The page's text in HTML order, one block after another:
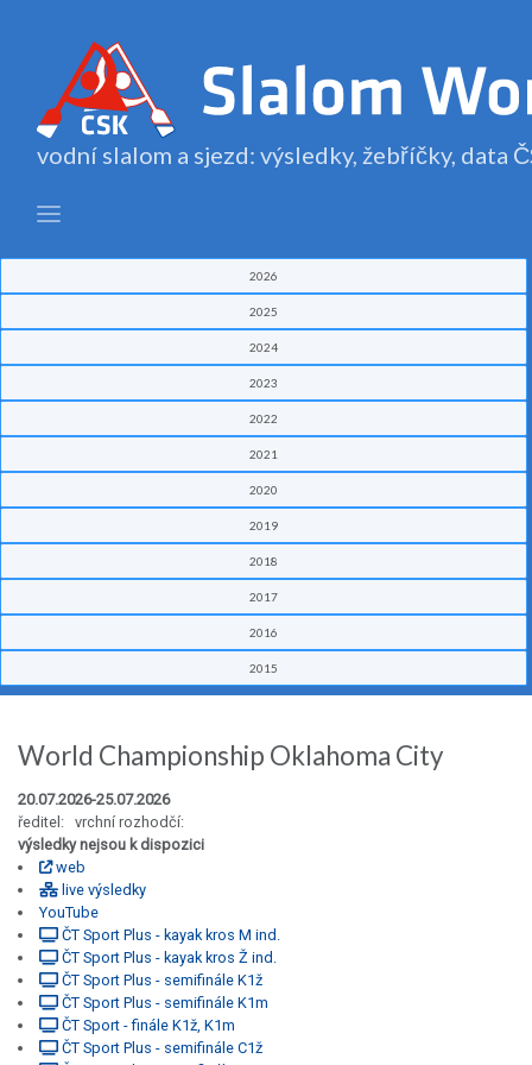
vodní slalom a sjezd: výsledky, žebříčky, data
2026
2025
2024
2023
2022
2021
2020
2019
2018
2017
2016
2015
World Championship Oklahoma City
20.07.2026-25.07.2026
ředitel: vrchní rozhodčí:
výsledky nejsou k dispozici
web
live výsledky
YouTube
ČT Sport Plus - kayak kros M ind.
ČT Sport Plus - kayak kros Ž ind.
ČT Sport Plus - semifinále K1ž
ČT Sport Plus - semifinále K1m
ČT Sport - finále K1ž, K1m
ČT Sport Plus - semifinále C1ž